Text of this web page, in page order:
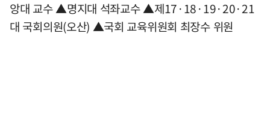
앙대 교수 ▲명지대 석좌교수 ▲제17·18·19·20·21
대 국회의원(오산) ▲국회 교육위원회 최장수 위원